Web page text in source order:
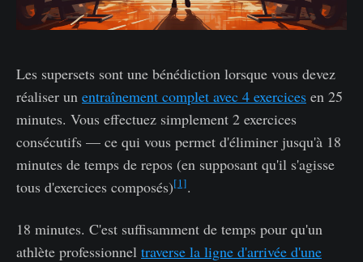
Les supersets sont une bénédiction lorsque vous devez
réaliser un entraînement complet avec 4 exercices en 25
minutes. Vous effectuez simplement 2 exercices
consécutifs — ce qui vous permet d'éliminer jusqu'à 18
minutes de temps de repos (en supposant qu'il s'agisse
tous d'exercices composés)[1].
18 minutes. C'est suffisamment de temps pour qu'un
athlète professionnel traverse la ligne d'arrivée d'une